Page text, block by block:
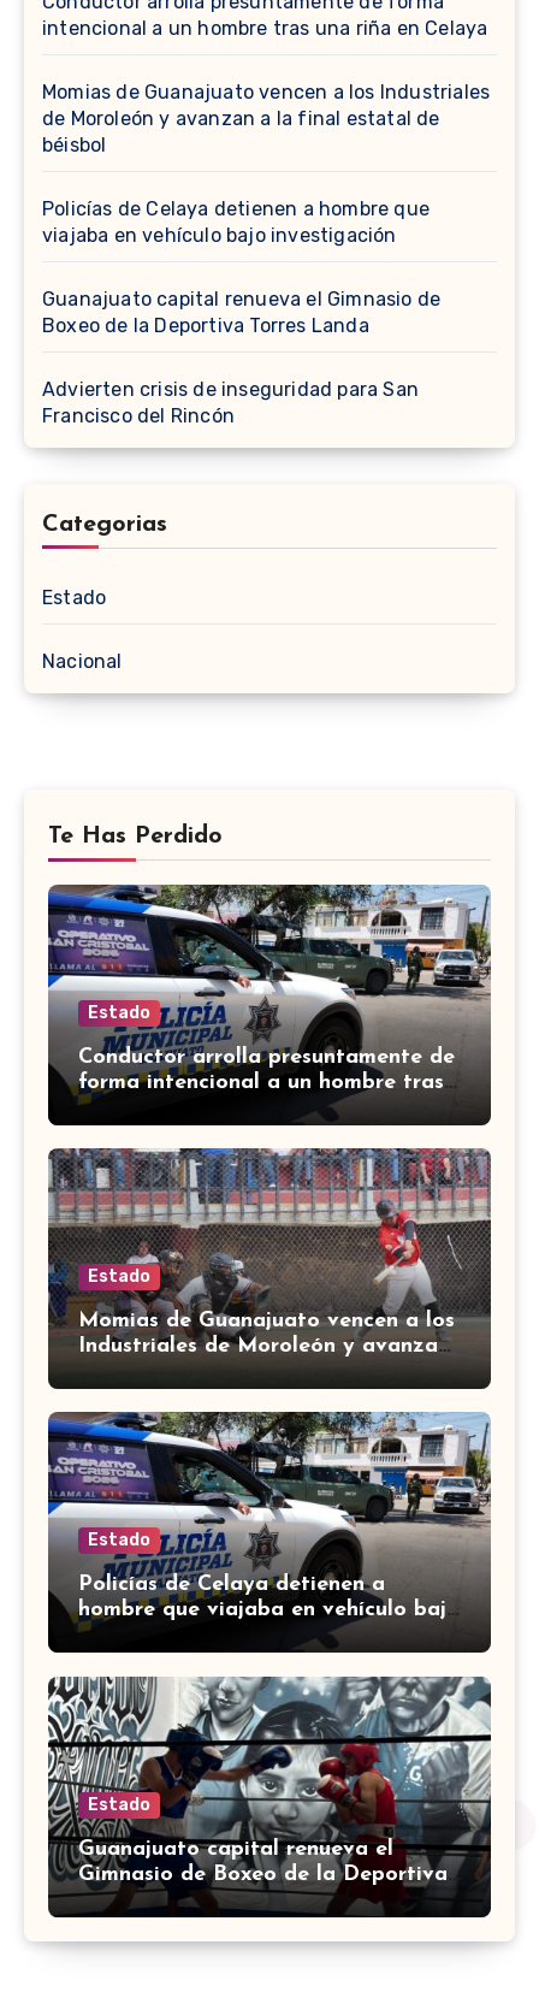
intencional a un hombre tras una riña en Celaya
Momias de Guanajuato vencen a los Industriales
de Moroleón y avanzan a la final estatal de
béisbol
Policías de Celaya detienen a hombre que
viajaba en vehículo bajo investigación
Guanajuato capital renueva el Gimnasio de
Boxeo de la Deportiva Torres Landa
Advierten crisis de inseguridad para San
Francisco del Rincón
Categorias
Estado
Nacional
Te Has Perdido
Estado
Conductor arrolla presuntamente de
forma intencional a un hombre tras
una riña en Celaya
Estado
Momias de Guanajuato vencen a los
Industriales de Moroleón y avanzan
a la final estatal de béisbol
Estado
Policías de Celaya detienen a
hombre que viajaba en vehículo bajo
investigación
Estado
Guanajuato capital renueva el
Gimnasio de Boxeo de la Deportiva
Torres Landa